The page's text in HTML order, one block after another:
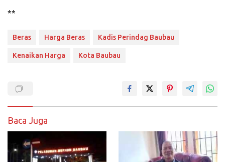
**
Beras Harga Beras Kadis Perindag Baubau
Kenaikan Harga Kota Baubau
Baca Juga